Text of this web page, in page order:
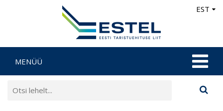
EST
MENÜÜ